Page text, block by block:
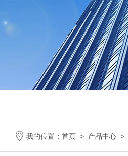
我的位置： 首页 > 产品中心 >